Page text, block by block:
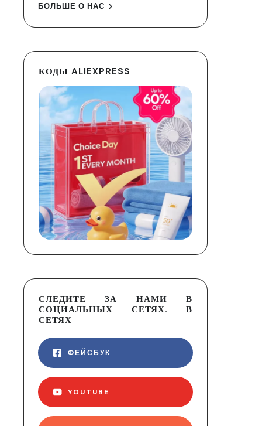
БОЛЬШЕ О НАС
КОДЫ ALIEXPRESS
СЛЕДИТЕ ЗА НАМИ В
СОЦИАЛЬНЫХ СЕТЯХ. В
СЕТЯХ
ФЕЙСБУК
YOUTUBE